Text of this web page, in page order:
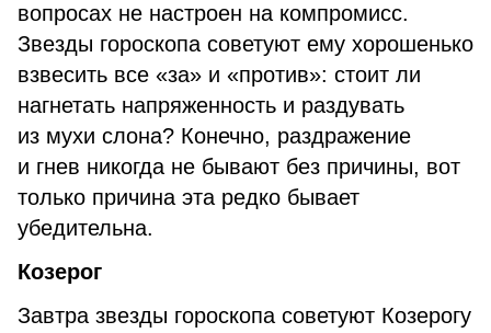
вопросах не настроен на компромисс.
Звезды гороскопа советуют ему хорошенько
взвесить все «за» и «против»: стоит ли
нагнетать напряженность и раздувать
из мухи слона? Конечно, раздражение
и гнев никогда не бывают без причины, вот
только причина эта редко бывает
убедительна.
Козерог
Завтра звезды гороскопа советуют Козерогу